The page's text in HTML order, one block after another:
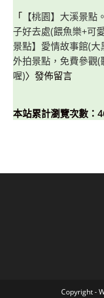
「 【桃園】大溪景
子好去處(餵魚樂+可
景點】愛情故事館(
外拍景點，免費參觀
喔)〉發佈留言
本站累計瀏覽次數：
Copyright -